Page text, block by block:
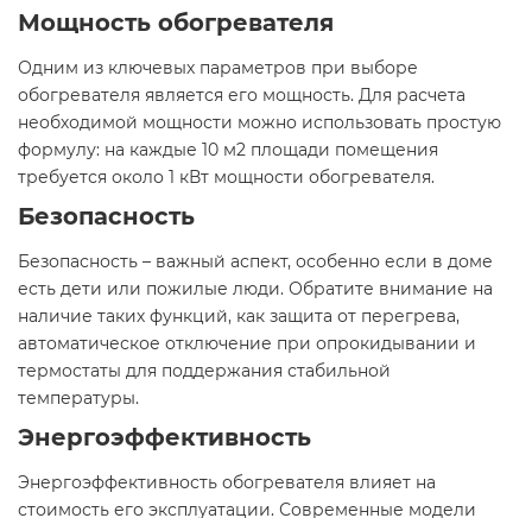
Мощность обогревателя
Одним из ключевых параметров при выборе
обогревателя является его мощность. Для расчета
необходимой мощности можно использовать простую
формулу: на каждые 10 м2 площади помещения
требуется около 1 кВт мощности обогревателя.
Безопасность
Безопасность – важный аспект, особенно если в доме
есть дети или пожилые люди. Обратите внимание на
наличие таких функций, как защита от перегрева,
автоматическое отключение при опрокидывании и
термостаты для поддержания стабильной
температуры.
Энергоэффективность
Энергоэффективность обогревателя влияет на
стоимость его эксплуатации. Современные модели